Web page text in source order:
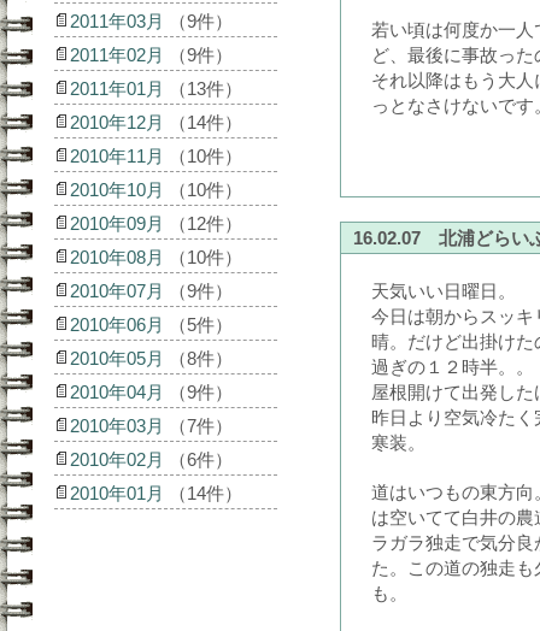
若い頃は何度か一
ど、最後に事故っ
それ以降はもう大
っとなさけないで
16.02.07 北浦どらい
天気いい日曜日。
今日は朝からスッキ
晴。だけど出掛けた
過ぎの１２時半。。
屋根開けて出発した
昨日より空気冷たく
寒装。
道はいつもの東方向
は空いてて白井の農
ラガラ独走で気分良
た。この道の独走も
も。
2011年03月
（9件）
2011年02月
（9件）
2011年01月
（13件）
2010年12月
（14件）
2010年11月
（10件）
2010年10月
（10件）
2010年09月
（12件）
2010年08月
（10件）
2010年07月
（9件）
2010年06月
（5件）
2010年05月
（8件）
2010年04月
（9件）
2010年03月
（7件）
2010年02月
（6件）
2010年01月
（14件）